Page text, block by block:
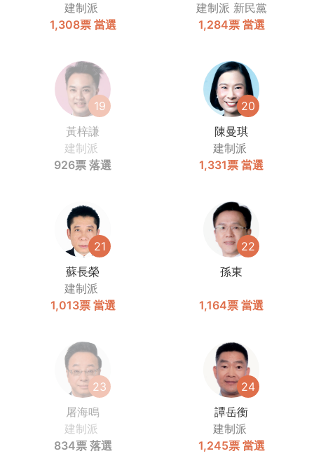
建制派
1,308票 當選
建制派 新民黨
1,284票 當選
19
黃梓謙
建制派
926票 落選
20
陳曼琪
建制派
1,331票 當選
21
蘇長榮
建制派
1,013票 當選
22
孫東
1,164票 當選
23
屠海鳴
建制派
834票 落選
24
譚岳衡
建制派
1,245票 當選